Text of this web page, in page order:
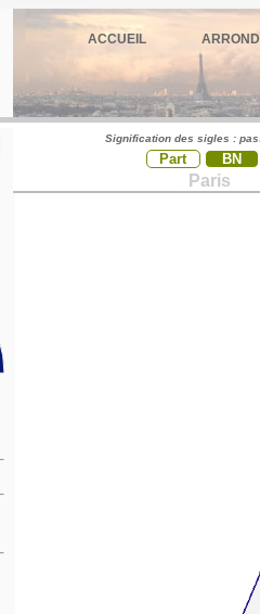
ACCUEIL
Signification des sigles :
Part BN
Paris